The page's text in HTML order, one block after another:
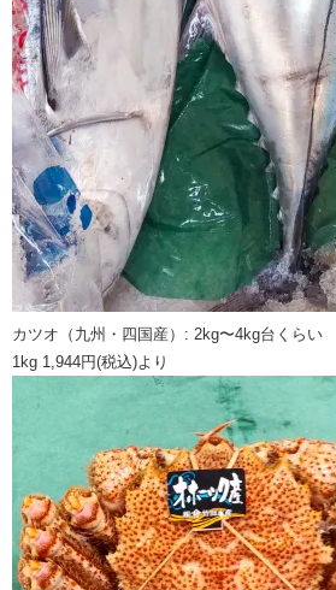
カツオ（九州・四国産）: 2kg〜4kg台くらい
1kg 1,944円(税込)より